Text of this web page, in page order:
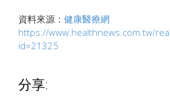
資料來源： 健康醫療網
https://www.healthnews.com.tw/
id=21325
分享: